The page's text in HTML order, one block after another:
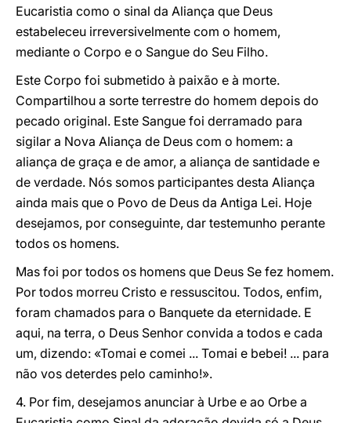
Eucaristia como o sinal da Aliança que Deus
estabeleceu irreversivelmente com o homem,
mediante o Corpo e o Sangue do Seu Filho.
Este Corpo foi submetido à paixão e à morte.
Compartilhou a sorte terrestre do homem depois do
pecado original. Este Sangue foi derramado para
sigilar a Nova Aliança de Deus com o homem: a
aliança de graça e de amor, a aliança de santidade e
de verdade. Nós somos participantes desta Aliança
ainda mais que o Povo de Deus da Antiga Lei. Hoje
desejamos, por conseguinte, dar testemunho perante
todos os homens.
Mas foi por todos os homens que Deus Se fez homem.
Por todos morreu Cristo e ressuscitou. Todos, enfim,
foram chamados para o Banquete da eternidade. E
aqui, na terra, o Deus Senhor convida a todos e cada
um, dizendo: «Tomai e comei ... Tomai e bebei! ... para
não vos deterdes pelo caminho!».
4. Por fim, desejamos anunciar à Urbe e ao Orbe a